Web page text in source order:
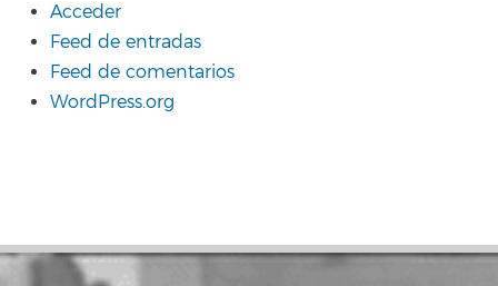
Acceder
Feed de entradas
Feed de comentarios
WordPress.org